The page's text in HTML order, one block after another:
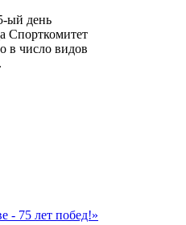
ый день
Спорткомитет
в число видов
75 лет побед!»